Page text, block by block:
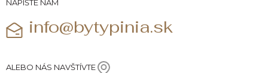
NAPÍŠTE NÁM
info@bytypinia.sk
ALEBO NÁS NAVŠTÍVTE